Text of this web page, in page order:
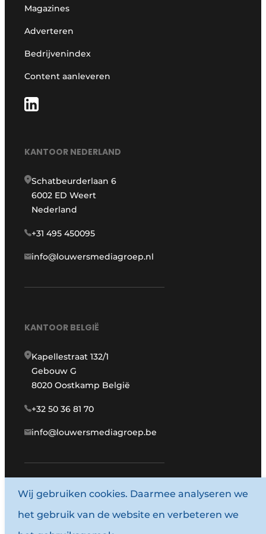
Magazines
Adverteren
Bedrijvenindex
Content aanleveren
KANTOOR NEDERLAND
Schatbeurderlaan 6
6002 ED Weert
Nederland
+31 495 450095
info@louwersmediagroep.nl
KANTOOR BELGIË
Kapellestraat 132/1
Gebouw G
8020 Oostkamp België
+32 50 36 81 70
info@louwersmediagroep.be
www.louwersmediagroep.com
© 1987 - 2026 Louwersmediagroep.
Wij gebruiken cookies. Daarmee analyseren we
het gebruik van de website en verbeteren we